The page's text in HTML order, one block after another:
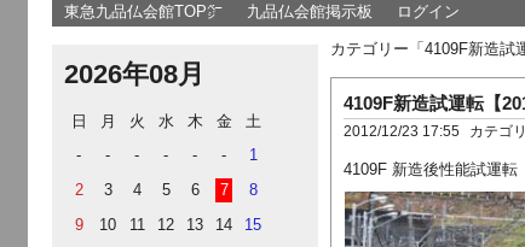
東急九品仏会館TOP㌻ 九品仏会館掲示板 ログイン
2026年08月
日 月 火 水 木 金
土
-
- - - - -
1
2
3 4 5 6 7
8
9
10 11 12 13 14
15
カテゴリー「4109F新造試
4109F新造試運転【
2012/12/23 17:55 カテゴ
4109F 新造後性能試運転